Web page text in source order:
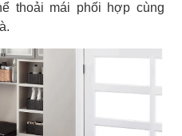
thoải mái phối hợp cùng